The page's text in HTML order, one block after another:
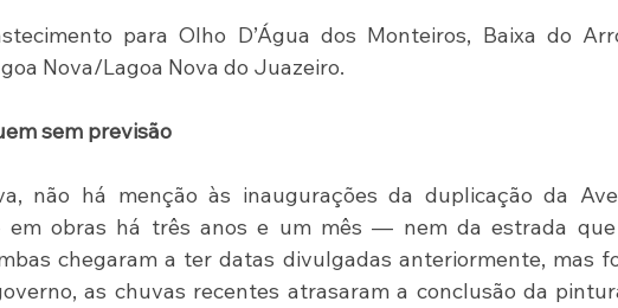
para Olho D’Água dos Monteiros, Baixa do
Nova/Lagoa Nova do Juazeiro.
sem previsão
não há menção às inaugurações da duplicação da
em obras há três anos e um mês — nem da estrada
chegaram a ter datas divulgadas anteriormente, mas
as chuvas recentes atrasaram a conclusão da